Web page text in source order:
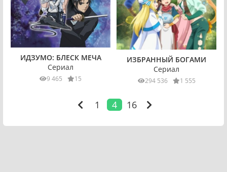
ИДЗУМО: БЛЕСК МЕЧА
Сериал
9 465 15
ИЗБРАННЫЙ БОГАМИ
Сериал
294 536 1 555
1 4 16